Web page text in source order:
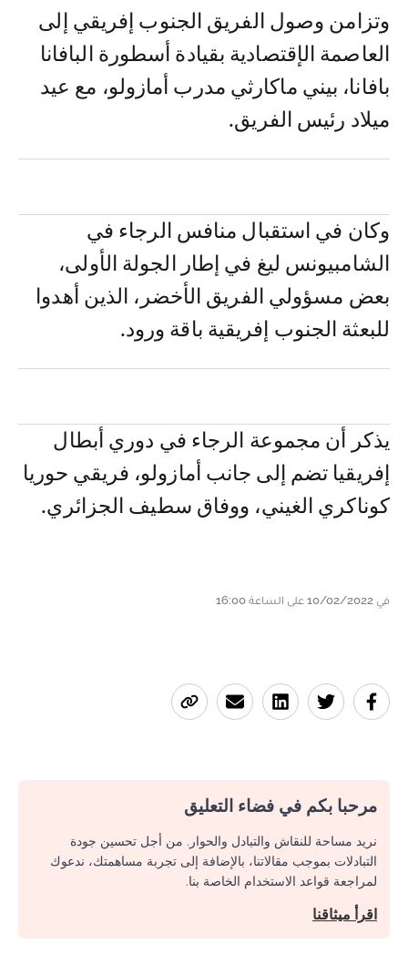
وتزامن وصول الفريق الجنوب إفريقي إلى
العاصمة الإقتصادية بقيادة أسطورة البافانا
بافانا، بيني ماكارثي مدرب أمازولو، مع عيد
ميلاد رئيس الفريق.
وكان في استقبال منافس الرجاء في
الشامبيونس ليغ في إطار الجولة الأولى،
بعض مسؤولي الفريق الأخضر، الذين أهدوا
للبعثة الجنوب إفريقية باقة ورود.
يذكر أن مجموعة الرجاء في دوري أبطال
إفريقيا تضم إلى جانب أمازولو، فريقي حوريا
كوناكري الغيني، ووفاق سطيف الجزائري.
في 10/02/2022 على الساعة 16:00
مرحبا بكم في فضاء التعليق
نريد مساحة للنقاش والتبادل والحوار. من أجل تحسين جودة
التبادلات بموجب مقالاتنا، بالإضافة إلى تجربة مساهمتك، ندعوك
لمراجعة قواعد الاستخدام الخاصة بنا.
اقرأ ميثاقنا